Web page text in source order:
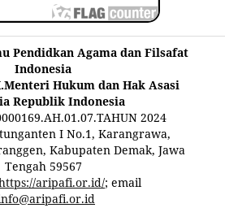
Pendidkan Agama dan Filsafat
Indonesia
Hukum dan Hak Asasi
Republik Indonesia
2024
I No.1, Karangrawa,
Kabupaten Demak, Jawa
Tengah 59567
aripafi.or.id/; email